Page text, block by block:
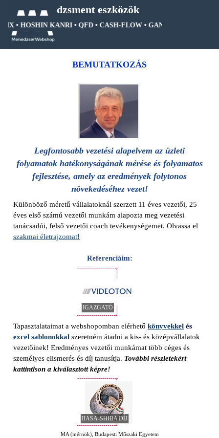
Menedzsment eszközök
• HOSHIN KANRI • QFD • CASH-FLOW • GANTT DIAGRAM •
Ugrás a menüre
BEMUTATKOZÁS
Legfontosabb vezetési alapelvem az üzleti
folyamatok hatékonyságának mérése és folyamatos
fejlesztése, amely az eredmények folytonos
növekedéséhez vezet!
Különböző méretű vállalatoknál szerzett 11 éves vezetői, 25
éves első számú vezetői munkám alapozta meg vezetési
tanácsadói, felső vezetői coach tevékenységemet. Olvassa el
szakmai életrajzomat!
Referenciáim:
IGAZGATÓ
Tapasztalataimat a webshopomban elérhető könyvekkel és
excel sablonokkal szeretném átadni a kis- és középvállalatok
vezetőinek! Eredményes vezetői munkámat több céges és
személyes elismerés és díj tanusítja. További részletekért
kattintlson a kiválasztott képre!
IIASA-SHIBA DÍJ
MA (mérnök), Budapesti Műszaki Egyetem